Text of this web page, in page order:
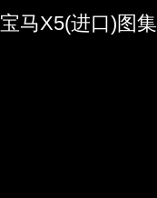
宝马X5(进口)图集